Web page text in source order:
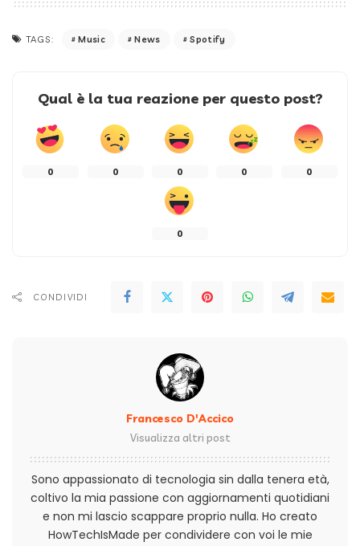
TAGS: Music News Spotify
Qual è la tua reazione per questo post?
0 0 0 0 0
0
CONDIVIDI
Francesco D'Accico
Visualizza altri post
Sono appassionato di tecnologia sin dalla tenera età,
coltivo la mia passione con aggiornamenti quotidiani
e non mi lascio scappare proprio nulla. Ho creato
HowTechIsMade per condividere con voi le mie